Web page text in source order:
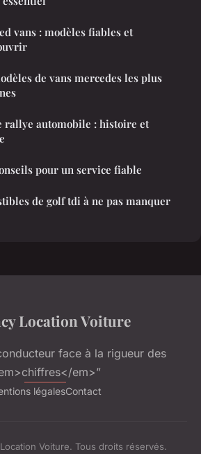
vans : modèles fiables et
de vans mercedes les plus
rallye automobile : histoire et
pour un service fiable
de golf tdi à ne pas manquer
Location Voiture
face à la rigueur des
em>”
légalesContact
Voiture. Tous droits réservés.